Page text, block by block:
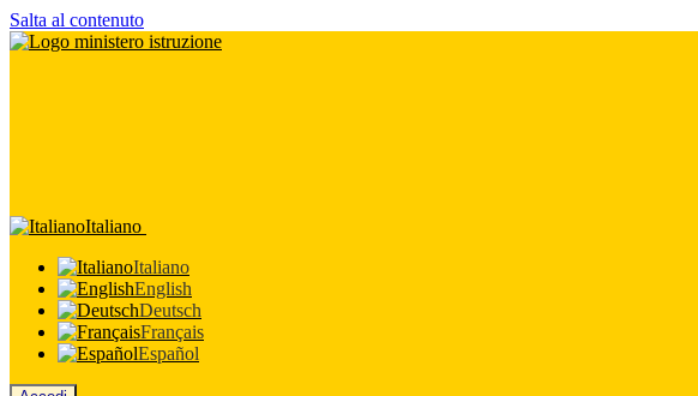
Salta al contenuto
Italiano
Italiano
English
Deutsch
Français
Español